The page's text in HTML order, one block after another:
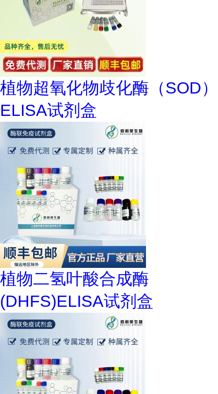
植物超氧化物歧化酶（SOD）
ELISA试剂盒
植物二氢叶酸合成酶
(DHFS)ELISA试剂盒